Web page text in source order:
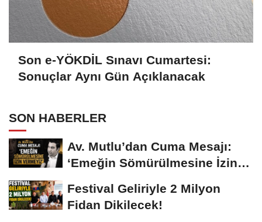
Son e-YÖKDİL Sınavı Cumartesi:
Sonuçlar Aynı Gün Açıklanacak
SON HABERLER
Av. Mutlu’dan Cuma Mesajı:
‘Emeğin Sömürülmesine İzin
Festival Geliriyle 2 Milyon
Fidan Dikilecek!